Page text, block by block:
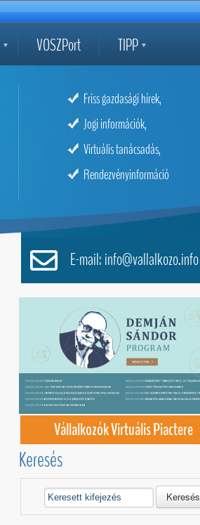
VOSZPort TIPP
Friss gazdasági hírek,
Jogi információk,
Virtuális tanácsadás,
Rendezvényinformáció
E-mail: info@vallalkozo.info
Vállalkozók Virtuális Piactere
Keresés
Keresés